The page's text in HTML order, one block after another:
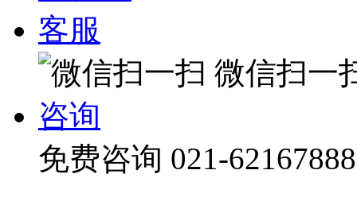
客服
微信扫一
咨询
免费咨询 021-62167888